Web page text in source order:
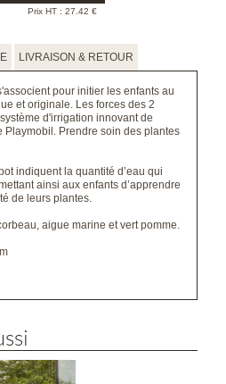
Prix HT : 27.42 €
LIVRAISON & RETOUR
pour initier les enfants au
et originale. Les forces des 2
d'irrigation innovant de
Playmobil. Prendre soin des plantes
indiquent la quantité d’eau qui
ainsi aux enfants d’apprendre
de leurs plantes.
aigue marine et vert pomme.